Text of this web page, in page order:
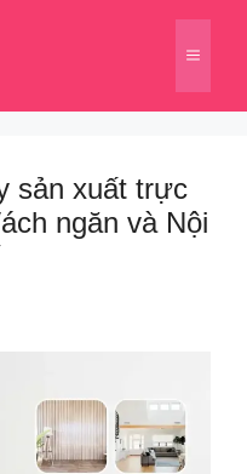
Menu
sản xuất trực
ngăn và Nội